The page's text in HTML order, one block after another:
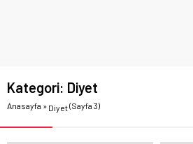
Kategori: Diyet
Anasayfa » Diyet(Sayfa 3)